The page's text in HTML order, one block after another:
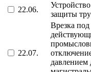
22.06.
защиты
22.07.
Врезка